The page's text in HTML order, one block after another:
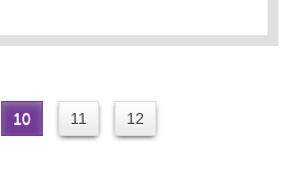
10 11 12